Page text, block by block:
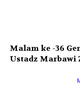
Malam ke -36
Ustadz Marbawi